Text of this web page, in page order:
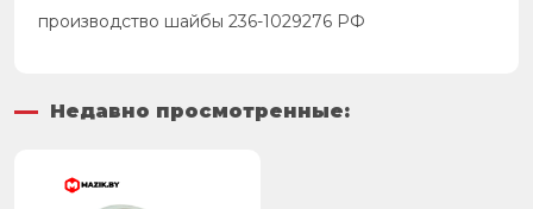
производство шайбы 236-1029276 РФ
Недавно просмотренные: